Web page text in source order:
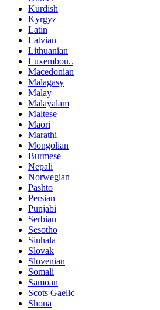
Kurdish
Kyrgyz
Latin
Latvian
Lithuanian
Luxembou..
Macedonian
Malagasy
Malay
Malayalam
Maltese
Maori
Marathi
Mongolian
Burmese
Nepali
Norwegian
Pashto
Persian
Punjabi
Serbian
Sesotho
Sinhala
Slovak
Slovenian
Somali
Samoan
Scots Gaelic
Shona